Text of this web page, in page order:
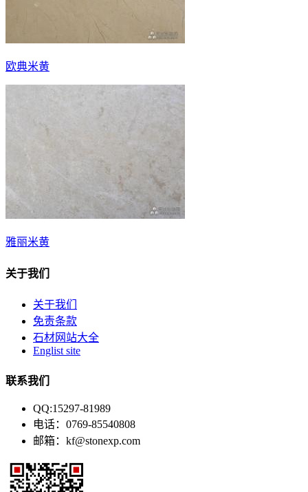
欧典米黄
雅丽米黄
关于我们
关于我们
免责条款
石材网站大全
Englist site
联系我们
QQ:15297-81989
电话：0769-85540808
邮箱：kf@stonexp.com